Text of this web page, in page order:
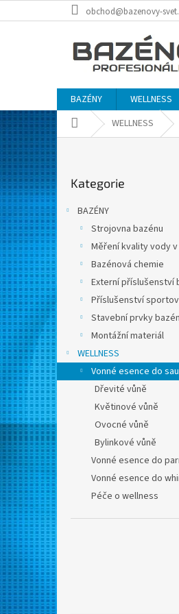
na
obchod@bazenovy-
BAZÉNY WELLNESS
Domů WELLNESS
n
kategorie
Kategorie
BAZÉNY
Strojovna bazénu
Měření kvality vody
Bazénová chemie
Externí příslušenství
Příslušenství
Stavební prvky
Montážní materiál
WELLNESS
Vonné esence do
Dřevité vůně
Květinové vůně
Ovocné vůně
Bylinkové vůně
Vonné esence do
Vonné esence do
Péče o wellness